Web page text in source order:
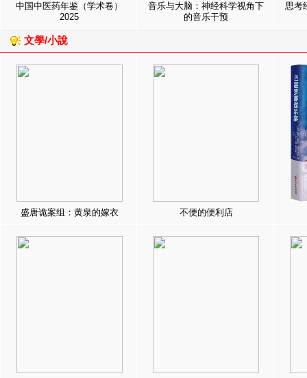
中国中医药年鉴（学术卷）
2025
音乐与大脑：神经科学视角下
的音乐干预
思考
文學/小說
盛唐诡案组：黄泉的嫁衣 不便的便利店